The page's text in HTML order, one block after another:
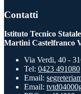
Contatti
Istituto Tecnico
Martini Castelfranco
Via Verdi, 40 -
Tel: 0423 491080
Email:
Email: